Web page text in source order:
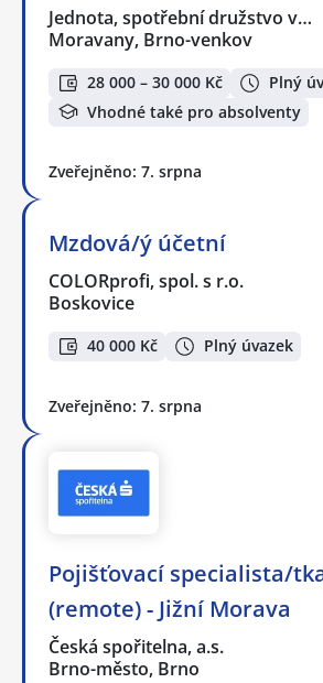
Jednota, spotřební družstvo v…
Moravany, Brno-venkov
28 000 – 30 000 Kč
Plný
Vhodné také pro absolventy
Zveřejněno: 7. srpna
Mzdová/ý účetní
COLORprofi, spol. s r.o.
Boskovice
40 000 Kč Plný úvazek
Zveřejněno: 7. srpna
Pojišťovací specialista/
(remote) - Jižní Morava
Česká spořitelna, a.s.
Brno-město, Brno